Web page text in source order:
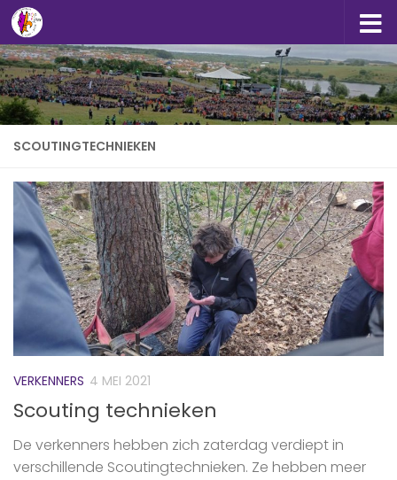
Doorgaan naar inhoud
SCOUTINGTECHNIEKEN
VERKENNERS 4 MEI 2021
Scouting technieken
De verkenners hebben zich zaterdag verdiept in
verschillende Scoutingtechnieken. Ze hebben meer